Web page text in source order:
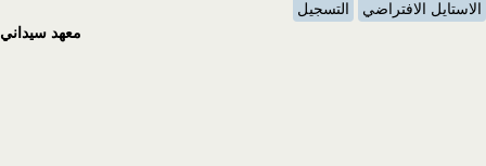
الاستايل الافتراضي
التسجيل
معهد سيداني